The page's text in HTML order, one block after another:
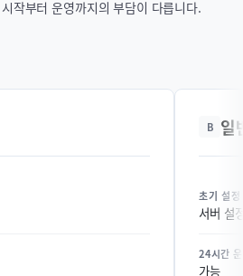
작부터 운영까지의 부담이 다릅니다.
B 일
초기 설정
서버 설
24시간
가능